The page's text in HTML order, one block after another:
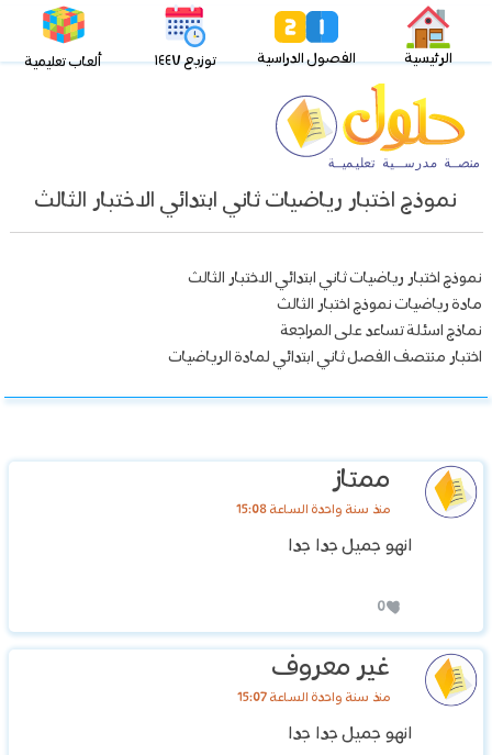
الرئيسية الفصول الدراسية توزيع ١٤٤٧ ألعاب تعليمية
نموذج اختبار رياضيات ثاني ابتدائي الاختبار الثالث
نموذج اختبار رياضيات ثاني ابتدائي الاختبار الثالث
مادة رياضيات نموذج اختبار الثالث
نماذج اسئلة تساعد على المراجعة
اختبار منتصف الفصل ثاني ابتدائي لمادة الرياضيات
ممتاز
منذ سنة واحدة الساعة 15:08
انهو جميل جدا جدا
0
غير معروف
منذ سنة واحدة الساعة 15:07
انهو جميل جدا جدا